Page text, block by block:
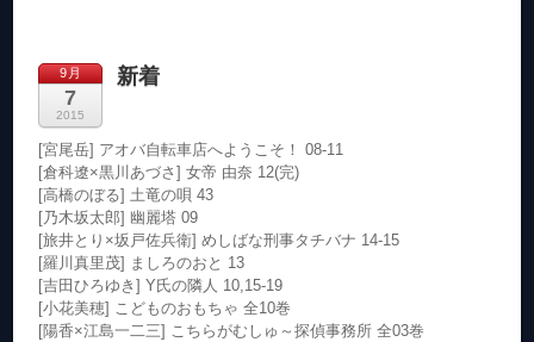
9月
7
2015
新着
[宮尾岳] アオバ自転車店へようこそ！ 08-11
[倉科遼×黒川あづさ] 女帝 由奈 12(完)
[高橋のぼる] 土竜の唄 43
[乃木坂太郎] 幽麗塔 09
[旅井とり×坂戸佐兵衛] めしばな刑事タチバナ 14-15
[羅川真里茂] ましろのおと 13
[吉田ひろゆき] Y氏の隣人 10,15-19
[小花美穂] こどものおもちゃ 全10巻
[陽香×江島一二三] こちらがむしゅ～探偵事務所 全03巻